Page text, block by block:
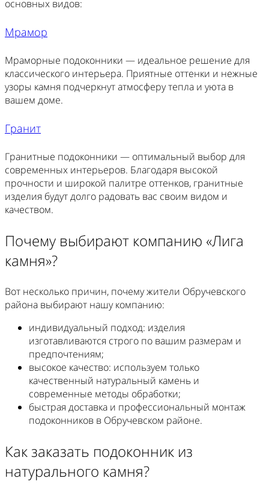
основных видов:
Мрамор
Мраморные подоконники — идеальное решение для
классического интерьера. Приятные оттенки и нежные
узоры камня подчеркнут атмосферу тепла и уюта в
вашем доме.
Гранит
Гранитные подоконники — оптимальный выбор для
современных интерьеров. Благодаря высокой
прочности и широкой палитре оттенков, гранитные
изделия будут долго радовать вас своим видом и
качеством.
Почему выбирают компанию «Лига
камня»?
Вот несколько причин, почему жители Обручевского
района выбирают нашу компанию:
индивидуальный подход: изделия
изготавливаются строго по вашим размерам и
предпочтениям;
высокое качество: используем только
качественный натуральный камень и
современные методы обработки;
быстрая доставка и профессиональный монтаж
подоконников в Обручевском районе.
Как заказать подоконник из
натурального камня?